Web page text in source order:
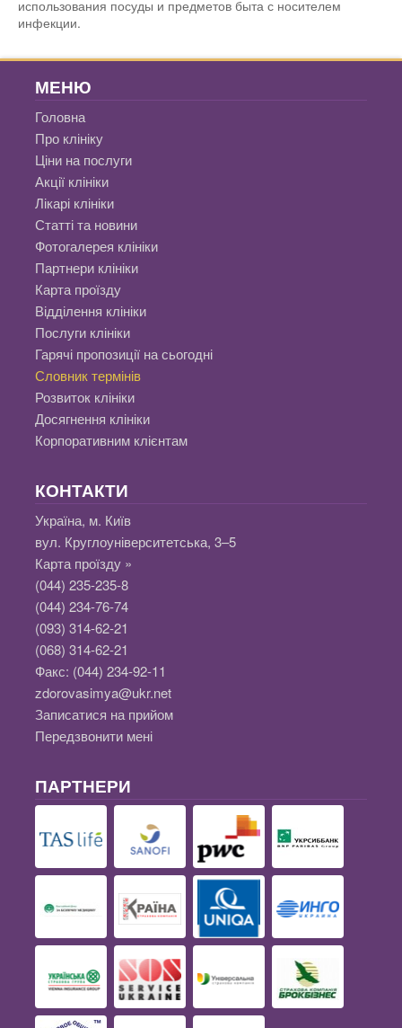
использования посуды и предметов быта с носителем
инфекции.
МЕНЮ
Головна
Про клініку
Ціни на послуги
Акції клініки
Лікарі клініки
Статті та новини
Фотогалерея клініки
Партнери клініки
Карта проїзду
Відділення клініки
Послуги клініки
Гарячі пропозиції на сьогодні
Словник термінів
Розвиток клініки
Досягнення клініки
Корпоративним клієнтам
КОНТАКТИ
Україна, м. Київ
вул. Круглоуніверситетська, 3–5
Карта проїзду »
(044) 235-235-8
(044) 234-76-74
(093) 314-62-21
(068) 314-62-21
Факс: (044) 234-92-11
zdorovasimya@ukr.net
Записатися на прийом
Передзвонити мені
ПАРТНЕРИ